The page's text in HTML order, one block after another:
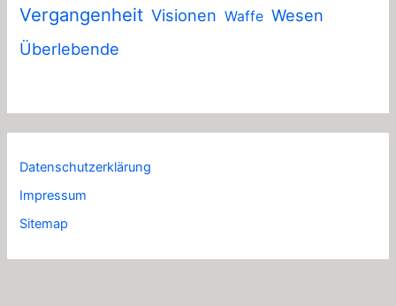
Vergangenheit Visionen Waffe Wesen
Überlebende
Datenschutzerklärung
Impressum
Sitemap